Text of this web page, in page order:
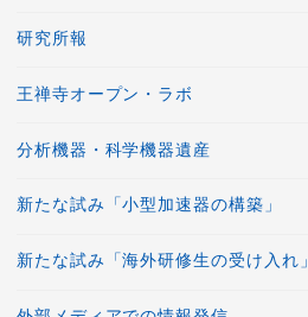
研究所報
王禅寺オープン・ラボ
分析機器・科学機器遺産
新たな試み「小型加速器の構築」
新たな試み「海外研修生の受け入れ」